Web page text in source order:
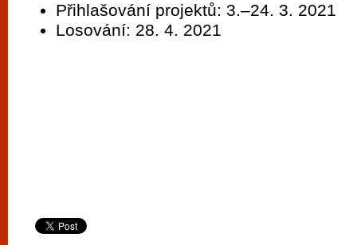
Přihlašování projektů: 3.–24. 3. 2021
Losování: 28. 4. 2021